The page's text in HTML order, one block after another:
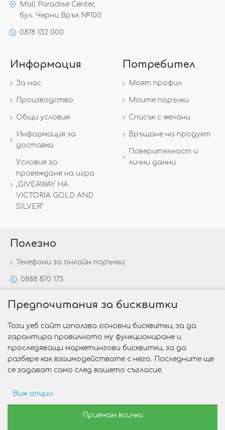
Mall Paradise Center,
бул. Черни Връх №100
0878 132 000
Информация
За нас
Производство
Общи условия
Информация за
доставка
Условия за
провеждане на игра
„GIVEAWAY НА
VICTORIA GOLD AND
SILVER“
Потребител
Моят профил
Моите поръчки
Списък с желани
Връщане на продукт
Поверителност и
лични данни
Полезно
Телефони за онлайн поръчки:
0888 870 173
Специални предложения
Защо да изберете Victoria Gold&Silver?
Как да изберем годежен пръстен?
Изработка на сайт от Web R Solution®
Предпочитания за бисквитки
Този уеб сайт използва основни бисквитки, за да
гарантира правилното му функциониране и
проследяващи маркетингови бисквитки, за да
разбере как взаимодействате с него. Последните ще
се задават само след вашето съгласие.
Виж опции
Рекламни предпочитанияПриемам всички